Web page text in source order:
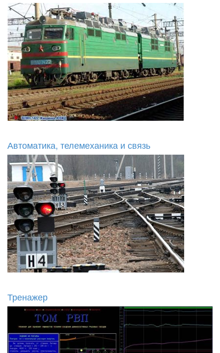
Автоматика, телемеханика и связь
Тренажер